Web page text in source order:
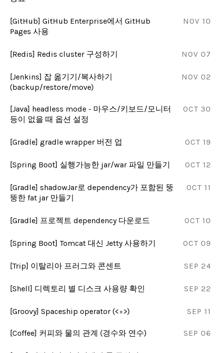
NOV 10
[GitHub] GitHub Enterprise에서 GitHub
Pages 사용
NOV 07
[Redis] Redis cluster 구성하기
NOV 02
[Jenkins] 잡 옮기기/복사하기
(backup/restore/move)
OCT 30
[Java] headless mode - 마우스/키보드/모니터
등이 없을 때 옵션 설정
OCT 19
[Gradle] gradle wrapper 버전 업
OCT 12
[Spring Boot] 실행가능한 jar/war 파일 만들기
OCT 11
[Gradle] shadowJar로 dependency가 포함된 뚱
뚱한 fat jar 만들기
OCT 10
[Gradle] 프로젝트 dependency 다운로드
OCT 09
[Spring Boot] Tomcat 대신 Jetty 사용하기
SEP 24
[Trip] 이탈리아 프러그와 콘센트
SEP 22
[Shell] 디렉토리 별 디스크 사용량 확인
SEP 11
[Groovy] Spaceship operator (<=>)
SEP 06
[Coffee] 커피와 물의 관계 (경수와 연수)